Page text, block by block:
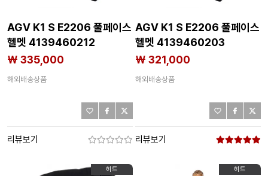
AGV K1 S E2206 풀페이스
헬멧 4139460212
₩ 335,000
해외배송상품
리뷰보기
AGV K1 S E2206 풀페이스
헬멧 4139460203
₩ 321,000
해외배송상품
리뷰보기
히트 히트